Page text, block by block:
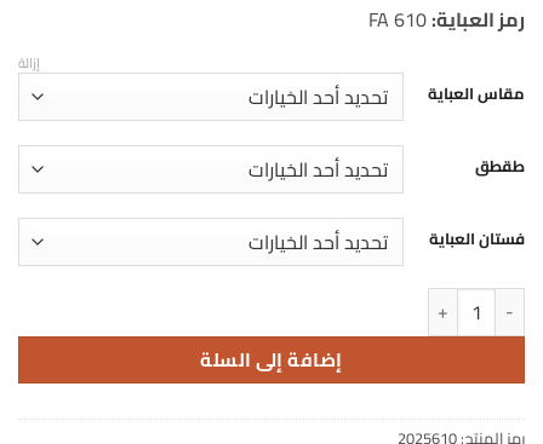
رمز العباية:
مقاس العباية
طقطق
فستان العباية
إزالة
كمية عباية بخطوط طولية
إضافة إلى السلة
رمز المنتج:2025610